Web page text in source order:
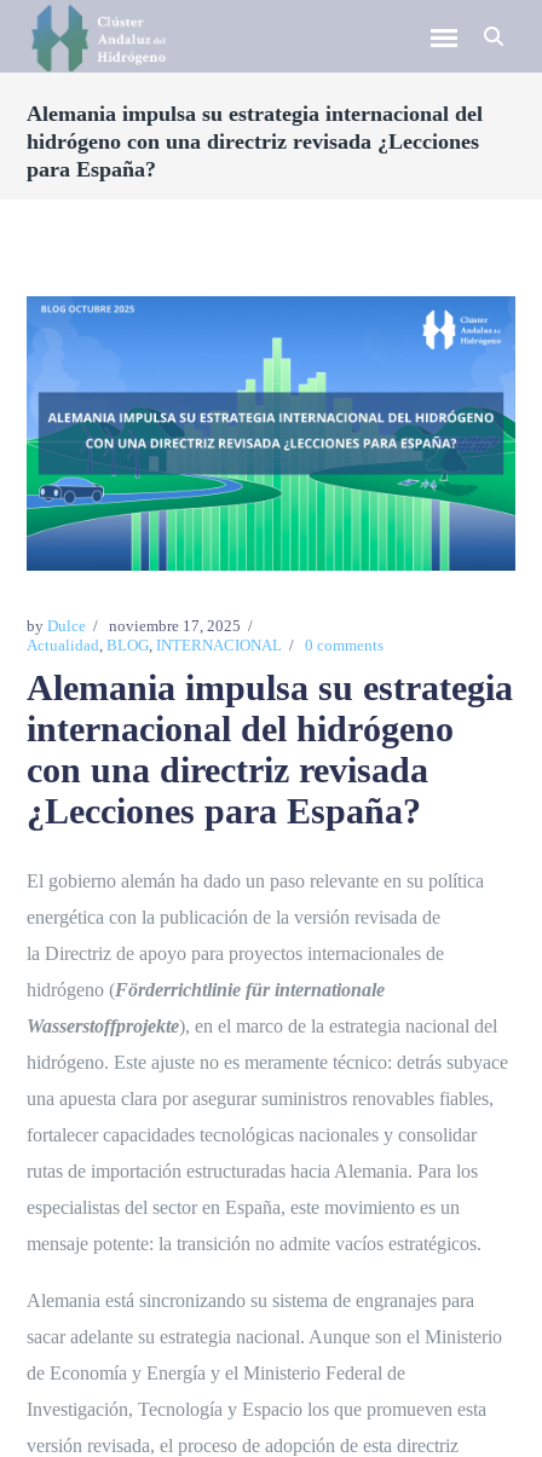
Alemania impulsa su estrategia internacional del
hidrógeno con una directriz revisada ¿Lecciones
para España?
byDulce
noviembre 17, 2025
Actualidad ,BLOG ,INTERNACIONAL 0 comments
Alemania impulsa su estrategia
internacional del hidrógeno
con una directriz revisada
¿Lecciones para España?
El gobierno alemán ha dado un paso relevante en su política
energética con la publicación de la versión revisada de
la Directriz de apoyo para proyectos internacionales de
hidrógeno (Förderrichtlinie für internationale
Wasserstoffprojekte), en el marco de la estrategia nacional del
hidrógeno. Este ajuste no es meramente técnico: detrás subyace
una apuesta clara por asegurar suministros renovables fiables,
fortalecer capacidades tecnológicas nacionales y consolidar
rutas de importación estructuradas hacia Alemania. Para los
especialistas del sector en España, este movimiento es un
mensaje potente: la transición no admite vacíos estratégicos.
Alemania está sincronizando su sistema de engranajes para
sacar adelante su estrategia nacional. Aunque son el Ministerio
de Economía y Energía y el Ministerio Federal de
Investigación, Tecnología y Espacio los que promueven esta
versión revisada, el proceso de adopción de esta directriz